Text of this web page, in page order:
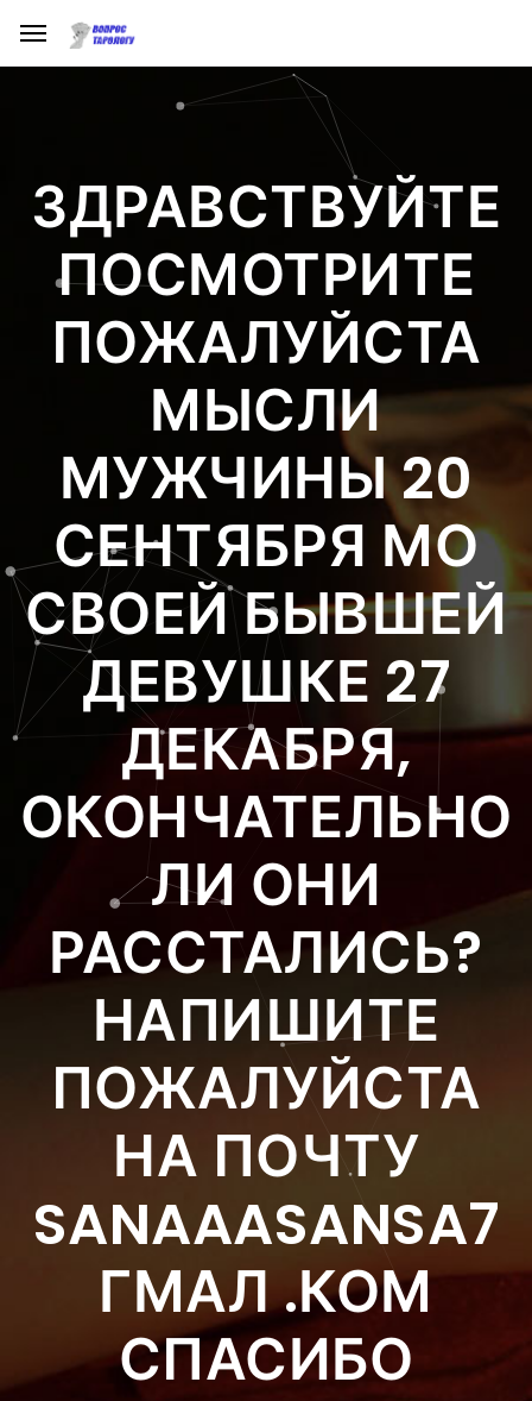
ЗДРАВСТВУЙТЕ
ПОСМОТРИТЕ
ПОЖАЛУЙСТА
МЫСЛИ
МУЖЧИНЫ 20
СЕНТЯБРЯ МО
СВОЕЙ БЫВШЕЙ
ДЕВУШКЕ 27
ДЕКАБРЯ,
ОКОНЧАТЕЛЬНО
ЛИ ОНИ
РАССТАЛИСЬ?
НАПИШИТЕ
ПОЖАЛУЙСТА
НА ПОЧТУ
SANAAASANSA7
ГМАЛ .КОМ
СПАСИБО